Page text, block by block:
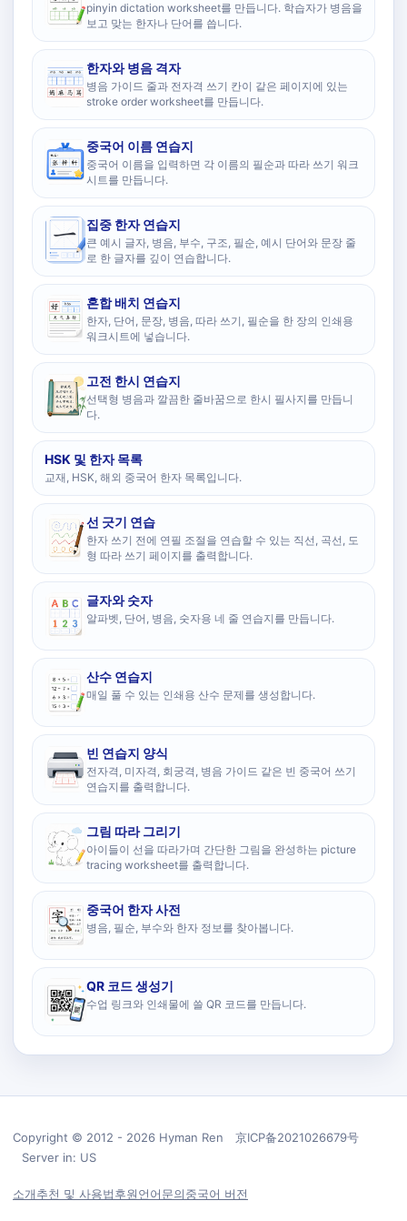
pinyin dictation worksheet를 만듭니다. 학습자가 병음을
보고 맞는 한자나 단어를 씁니다.
한자와 병음 격자
병음 가이드 줄과 전자격 쓰기 칸이 같은 페이지에 있는
stroke order worksheet를 만듭니다.
중국어 이름 연습지
중국어 이름을 입력하면 각 이름의 필순과 따라 쓰기 워크
시트를 만듭니다.
집중 한자 연습지
큰 예시 글자, 병음, 부수, 구조, 필순, 예시 단어와 문장 줄
로 한 글자를 깊이 연습합니다.
혼합 배치 연습지
한자, 단어, 문장, 병음, 따라 쓰기, 필순을 한 장의 인쇄용
워크시트에 넣습니다.
고전 한시 연습지
선택형 병음과 깔끔한 줄바꿈으로 한시 필사지를 만듭니
다.
HSK 및 한자 목록
교재, HSK, 해외 중국어 한자 목록입니다.
선 긋기 연습
한자 쓰기 전에 연필 조절을 연습할 수 있는 직선, 곡선, 도
형 따라 쓰기 페이지를 출력합니다.
글자와 숫자
알파벳, 단어, 병음, 숫자용 네 줄 연습지를 만듭니다.
산수 연습지
매일 풀 수 있는 인쇄용 산수 문제를 생성합니다.
빈 연습지 양식
전자격, 미자격, 회궁격, 병음 가이드 같은 빈 중국어 쓰기
연습지를 출력합니다.
그림 따라 그리기
아이들이 선을 따라가며 간단한 그림을 완성하는 picture
tracing worksheet를 출력합니다.
중국어 한자 사전
병음, 필순, 부수와 한자 정보를 찾아봅니다.
QR 코드 생성기
수업 링크와 인쇄물에 쓸 QR 코드를 만듭니다.
Copyright © 2012 - 2026 Hyman Ren 京ICP备2021026679号
Server in: US
소개추천 및 사용법후원언어문의중국어 버전